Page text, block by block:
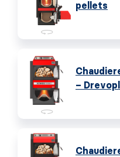
pellets
–